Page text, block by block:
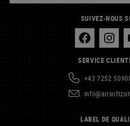
SUIVEZ-NOUS
SERVICE
+43 7252
LABEL DE